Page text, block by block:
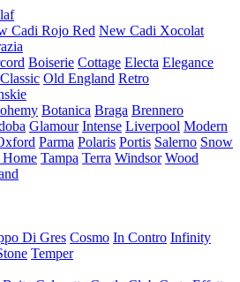
Cadi Rojo Red New Cadi Xocolat
Boiserie Cottage Electa Elegance
Old England Retro
Botanica Braga Brennero
Glamour Intense Liverpool Modern
Parma Polaris Portis Salerno Snow
Home Tampa Terra Windsor Wood
Di Gres Cosmo In Contro Infinity
Temper